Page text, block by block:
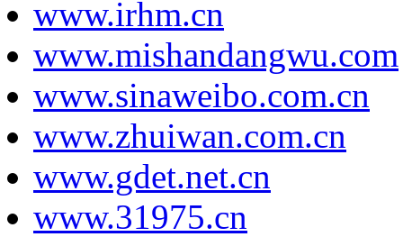
www.irhm.cn
www.mishandangwu.com
www.sinaweibo.com.cn
www.zhuiwan.com.cn
www.gdet.net.cn
www.31975.cn